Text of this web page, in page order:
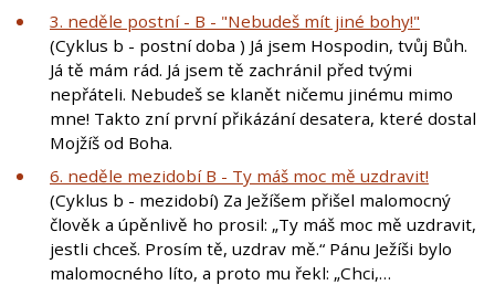
3. neděle postní - B - "Nebudeš mít jiné bohy!"
(Cyklus b - postní doba ) Já jsem Hospodin, tvůj Bůh.
Já tě mám rád. Já jsem tě zachránil před tvými
nepřáteli. Nebudeš se klanět ničemu jinému mimo
mne! Takto zní první přikázání desatera, které dostal
Mojžíš od Boha.
6. neděle mezidobí B - Ty máš moc mě uzdravit!
(Cyklus b - mezidobí) Za Ježíšem přišel malomocný
člověk a úpěnlivě ho prosil: „Ty máš moc mě uzdravit,
jestli chceš. Prosím tě, uzdrav mě.“ Pánu Ježíši bylo
malomocného líto, a proto mu řekl: „Chci,…